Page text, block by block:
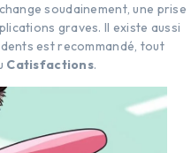
soudainement, une prise
graves. Il existe aussi
est recommandé, tout
Catisfactions.